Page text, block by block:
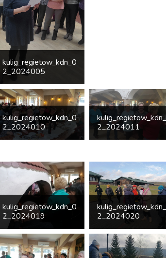
kulig_regietow_kdn_0
2_2024005
kulig_regietow_kdn_0
2_2024010
2_2024011
kulig_regietow_kdn_0
2_2024019
2_2024020